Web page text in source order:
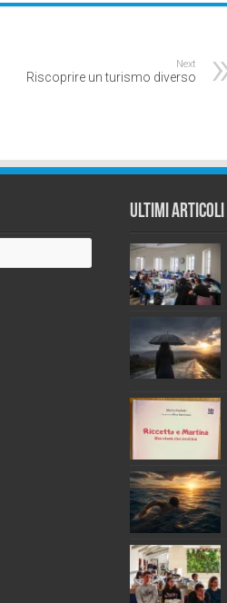
Next
Riscoprire un turismo diverso
Ultimi Articoli